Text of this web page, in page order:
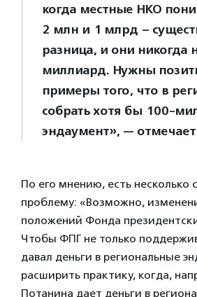
когда местные НКО
2 млн и 1 млрд –
разница, и они никогда
миллиард. Нужны
примеры того, что в
собрать хотя бы 100-
эндаумент», —
По его мнению, есть несколько
проблему: «Возможно,
положений Фонда
Чтобы ФПГ не только
давал деньги в региональные
расширить практику, когда,
Потанина дает деньги в